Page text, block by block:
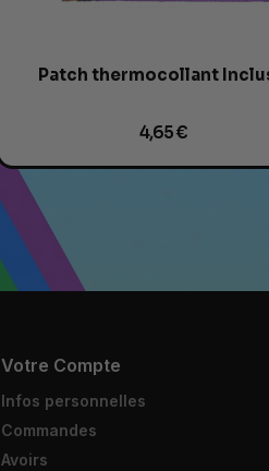
Patch thermocollant
4,65 €
Votre Compte
Infos personnelles
Commandes
Avoirs